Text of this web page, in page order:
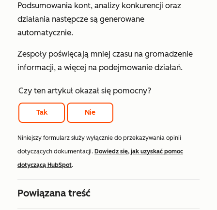
Podsumowania kont, analizy konkurencji oraz
działania następcze są generowane
automatycznie.
Zespoły poświęcają mniej czasu na gromadzenie
informacji, a więcej na podejmowanie działań.
Czy ten artykuł okazał się pomocny?
Tak Nie
Niniejszy formularz służy wyłącznie do przekazywania opinii
dotyczących dokumentacji. Dowiedz się, jak uzyskać pomoc
dotyczącą HubSpot.
Powiązana treść